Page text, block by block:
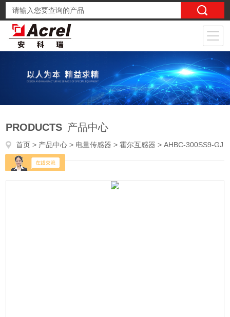
PRODUCTS 产品中心
首页 > 产品中心 > 电量传感器 >霍尔互感器 > AHBC-300SS9-GJ1医疗设备高精度霍尔传感器